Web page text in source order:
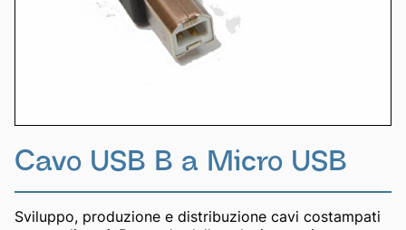
Cavo USB B a Micro USB
Sviluppo, produzione e distribuzione cavi costampati